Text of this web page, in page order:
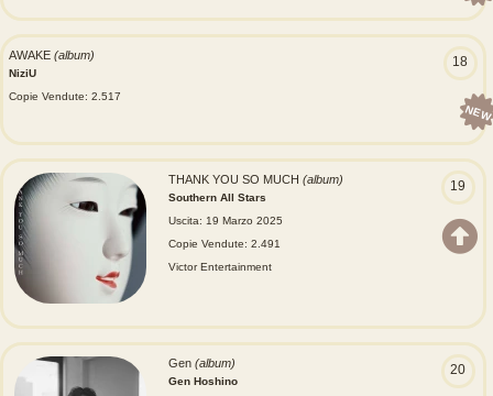
18
NEW
AWAKE (album)
NiziU
Copie Vendute: 2.517
19
THANK YOU SO MUCH (album)
Southern All Stars
Uscita: 19 Marzo 2025
Copie Vendute: 2.491
Victor Entertainment
20
Gen (album)
Gen Hoshino